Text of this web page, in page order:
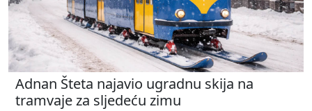
Adnan Šteta najavio ugradnu skija na
tramvaje za sljedeću zimu